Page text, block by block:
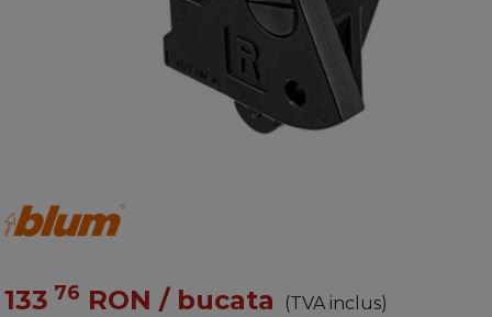
133 76 RON / bucata
(TVA inclus)